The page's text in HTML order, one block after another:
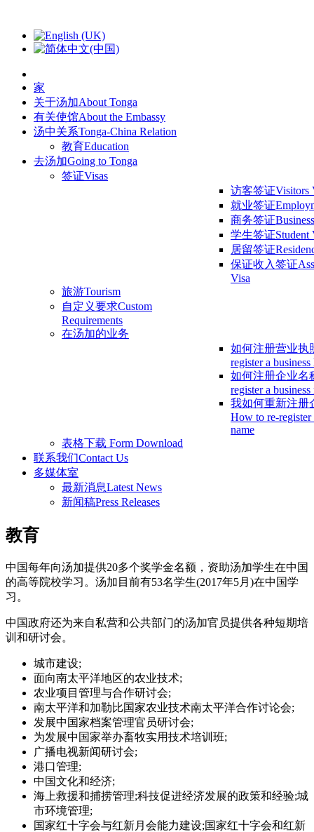
家
关于汤加About Tonga
有关使馆About the Embassy
汤中关系Tonga-China Relation
教育Education
去汤加Going to Tonga
签证Visas
访客签证Visitors
就业签证
商务签证
学生签证Student
居留签证
保证收入签证
Visa
旅游Tourism
自定义要求Custom
Requirements
在汤加的业务
如何注册营业执
register a business
如何注册企业名
register a business
我如何重新注册
How to re-register
name
表格下载 Form Download
联系我们Contact Us
多媒体室
最新消息Latest News
新闻稿Press Releases
教育
中国每年向汤加提供20多个奖学金名额，资助汤加学生在中国
的高等院校学习。汤加目前有53名学生(2017年5月)在中国学
习。
中国政府还为来自私营和公共部门的汤加官员提供各种短期培
训和研讨会。
城市建设;
面向南太平洋地区的农业技术;
农业项目管理与合作研讨会;
南太平洋和加勒比国家农业技术南太平洋合作讨论会;
发展中国家档案管理官员研讨会;
为发展中国家举办畜牧实用技术培训班;
广播电视新闻研讨会;
港口管理;
中国文化和经济;
海上救援和捕捞管理;科技促进经济发展的政策和经验;城
市环境管理;
国家红十字会与红新月会能力建设;国家红十字会和红新